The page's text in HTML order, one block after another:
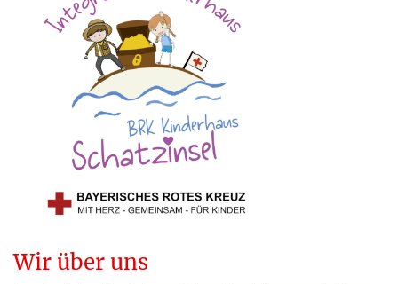
Wir über uns